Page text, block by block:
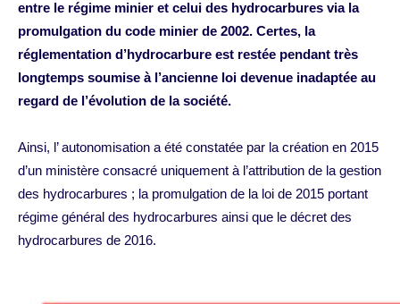
entre le régime minier et celui des hydrocarbures via la
promulgation du code minier de 2002. Certes, la
réglementation d’hydrocarbure est restée pendant très
longtemps soumise à l’ancienne loi devenue inadaptée au
regard de l’évolution de la société.
Ainsi, l’ autonomisation a été constatée par la création en 2015
d’un ministère consacré uniquement à l’attribution de la gestion
des hydrocarbures ; la promulgation de la loi de 2015 portant
régime général des hydrocarbures ainsi que le décret des
hydrocarbures de 2016.